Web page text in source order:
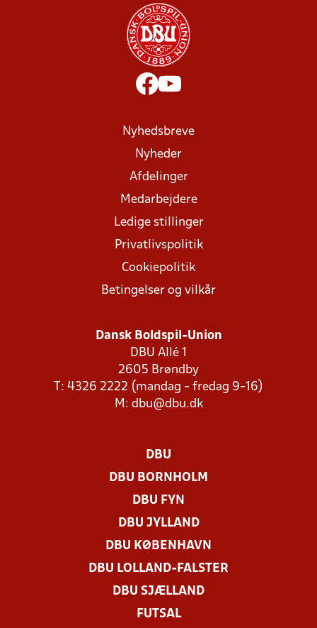
Nyhedsbreve
Nyheder
Afdelinger
Medarbejdere
Ledige stillinger
Privatlivspolitik
Cookiepolitik
Betingelser og vilkår
Dansk Boldspil-Union
DBU Allé 1
2605 Brøndby
T: 4326 2222 (mandag - fredag 9-16)
M: dbu@dbu.dk
DBU
DBU BORNHOLM
DBU FYN
DBU JYLLAND
DBU KØBENHAVN
DBU LOLLAND-FALSTER
DBU SJÆLLAND
FUTSAL